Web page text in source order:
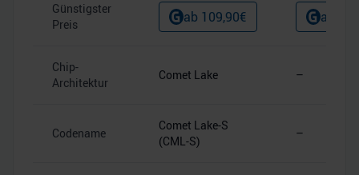
Günstigster
Preis
ab 109,90€ ab
Chip-
Architektur
Comet Lake –
Codename
Comet Lake-S
(CML-S)
–